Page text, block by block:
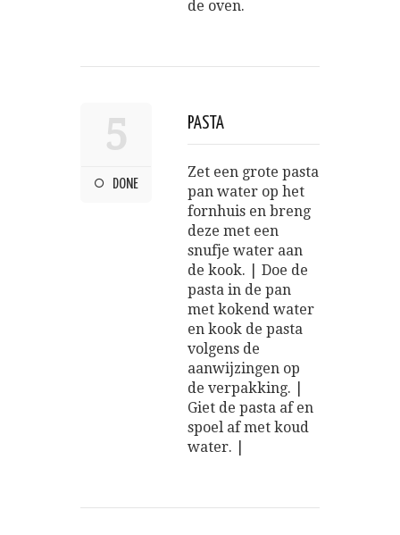
de oven.
5
DONE
PASTA
Zet een grote pasta
pan water op het
fornhuis en breng
deze met een
snufje water aan
de kook. | Doe de
pasta in de pan
met kokend water
en kook de pasta
volgens de
aanwijzingen op
de verpakking. |
Giet de pasta af en
spoel af met koud
water. |